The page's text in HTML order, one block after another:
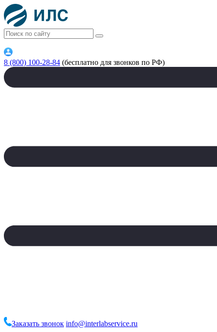
8 (800) 100-28-84 (бесплатно для звонков по РФ)
Заказать звонок info@interlabservice.ru